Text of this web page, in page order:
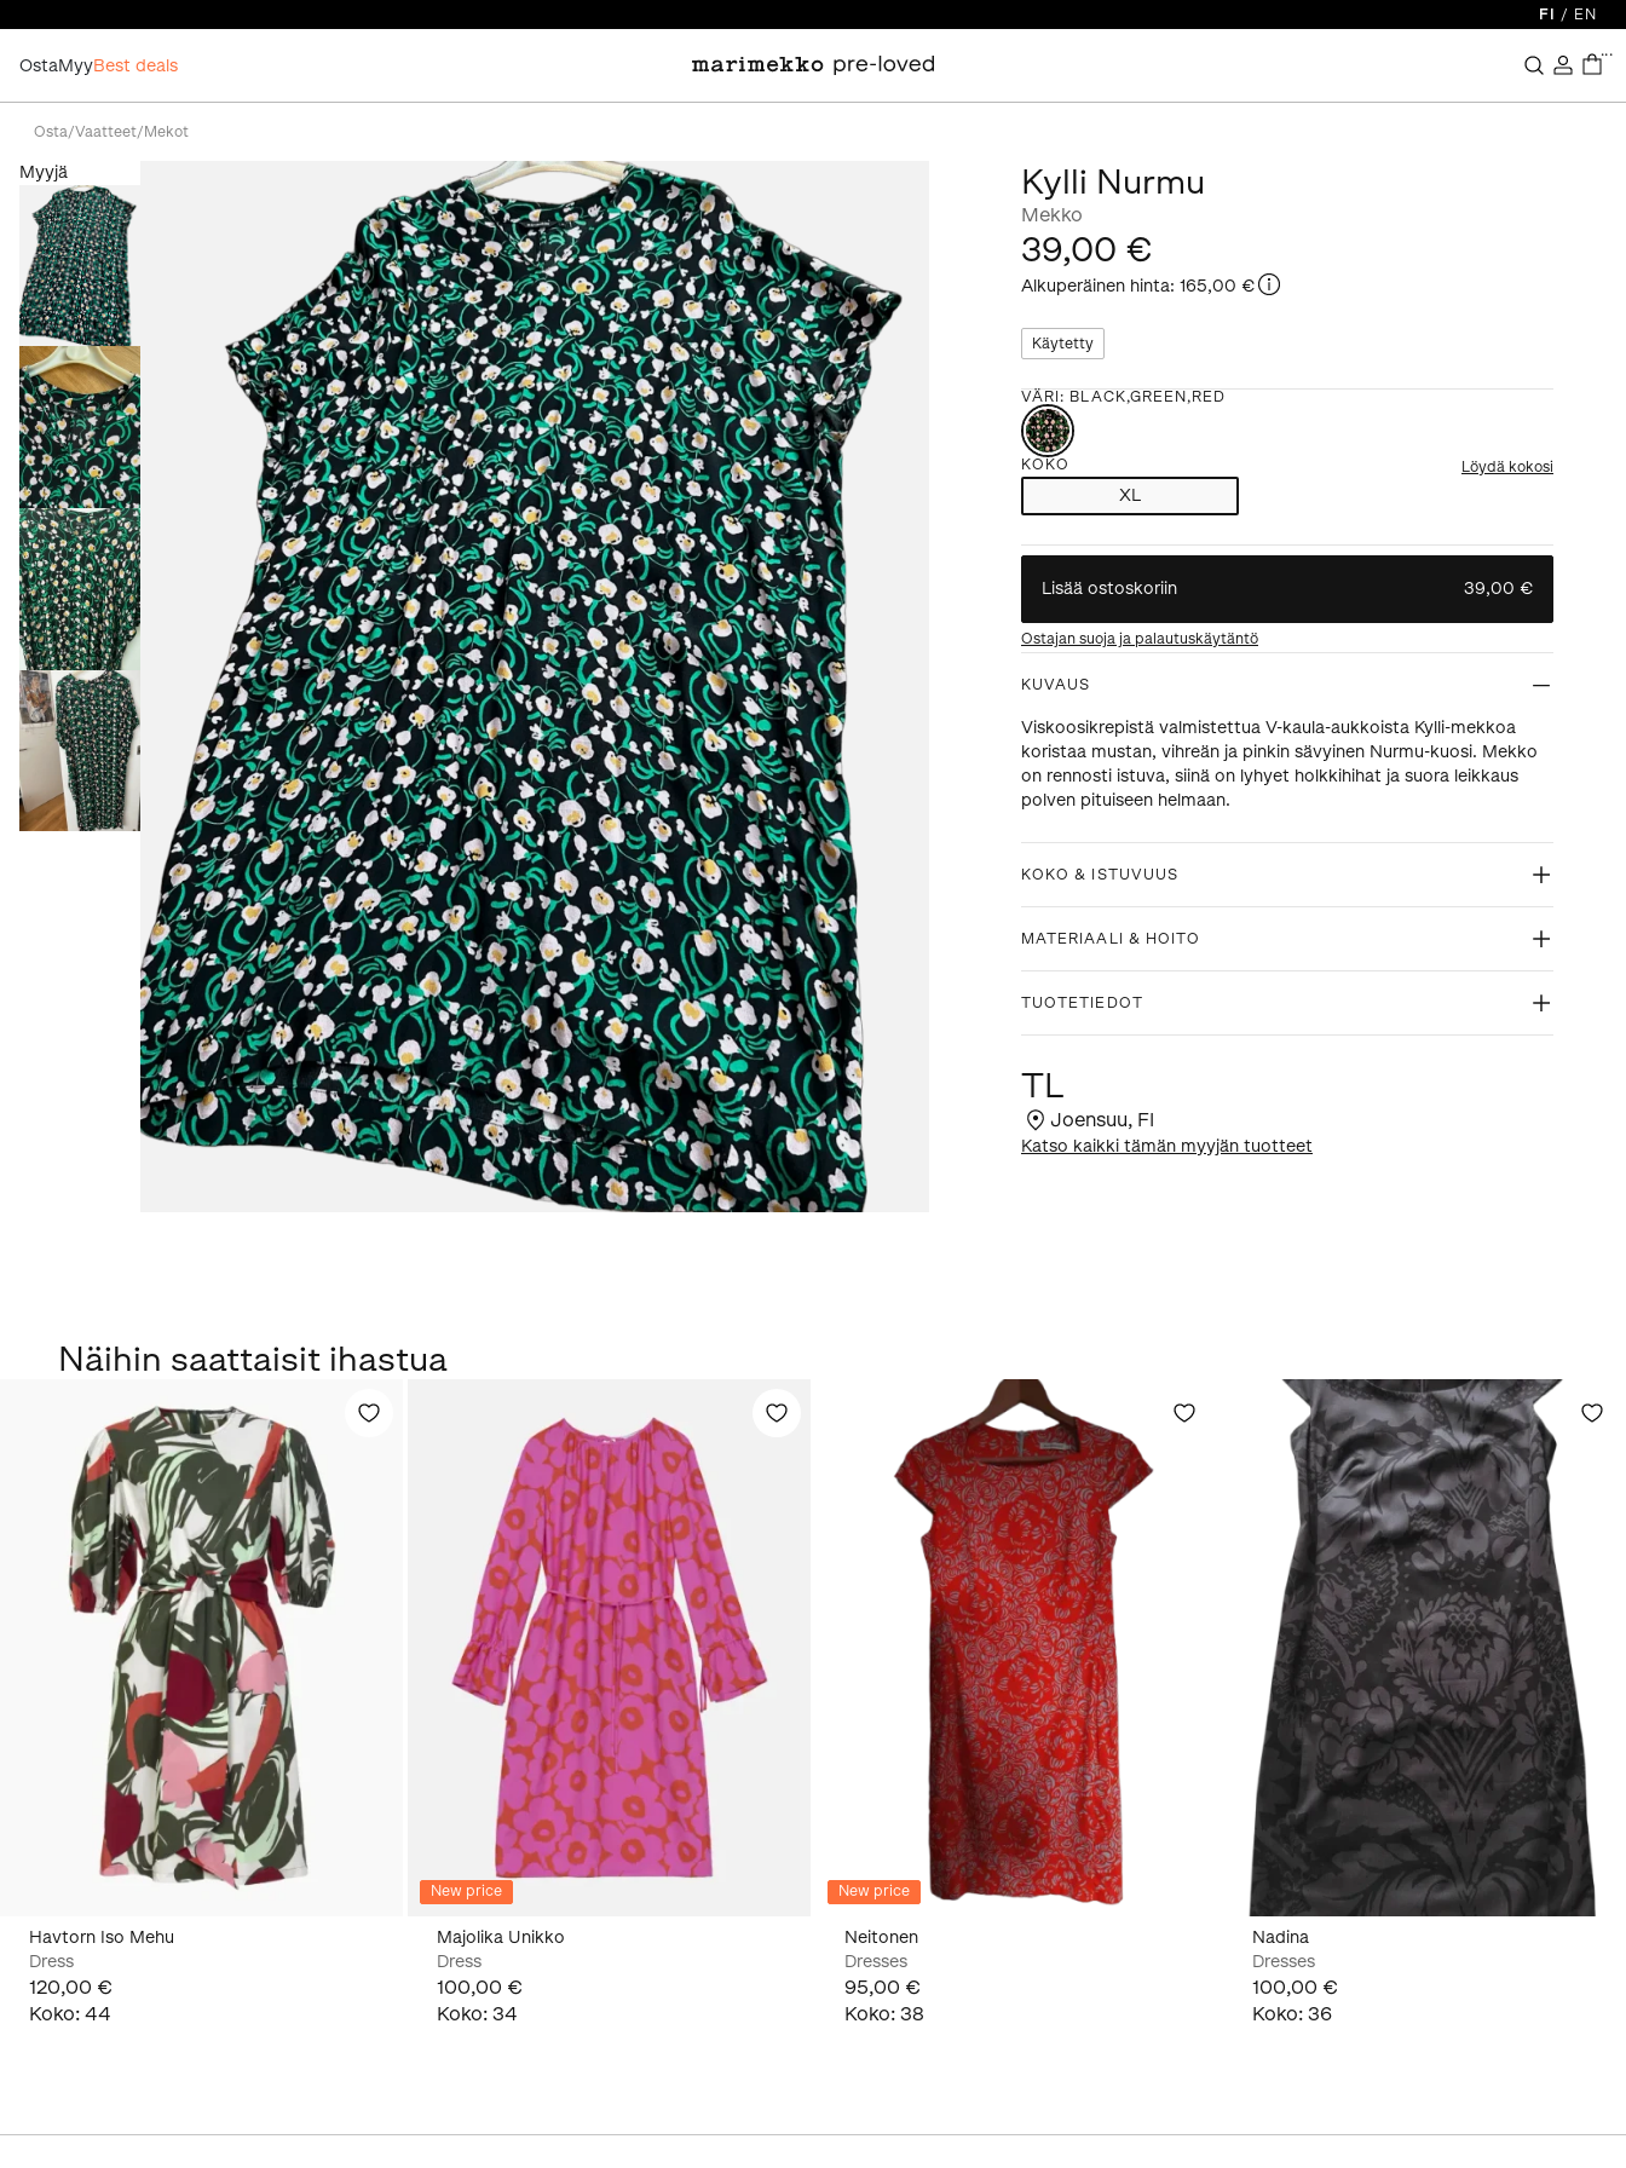
FI / EN
OstaMyyBest deals
...
Osta/Vaatteet/ Mekot
Myyjä Kylli Nurmu
Mekko
39,00 €
Alkuperäinen hinta: 165,00 €
Käytetty
VÄRI : BLACK,GREEN,RED
KOKO Löydä kokosi
XL
Lisää ostoskoriin 39,00 €
Ostajan suoja ja palautuskäytäntö
KUVAUS
Viskoosikrepistä valmistettua V-kaula-aukkoista Kylli-mekkoa
koristaa mustan, vihreän ja pinkin sävyinen Nurmu-kuosi. Mekko
on rennosti istuva, siinä on lyhyet holkkihihat ja suora leikkaus
polven pituiseen helmaan.
KOKO & ISTUVUUS
MATERIAALI & HOITO
TUOTETIEDOT
TL
Joensuu, FI
Katso kaikki tämän myyjän tuotteet
Näihin saattaisit ihastua
Havtorn Iso Mehu
Dress
120,00 €
Koko: 44
New price
Majolika Unikko
Dress
100,00 €
Koko: 34
New price
Neitonen
Dresses
95,00 €
Koko: 38
Nadina
Dresses
100,00 €
Koko: 36